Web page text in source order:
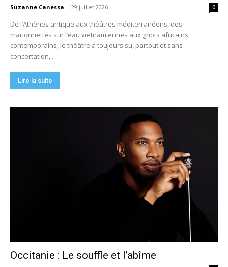
Suzanne Canessa - 29 juillet 2026 0
De l’Athènes antique aux théâtres méditerranéens, des
marionnettes sur l’eau vietnamiennes aux griots africains
contemporains, le théâtre a toujours su, partout et sans
concertation,...
Lire la suite
Occitanie : Le souffle et l’abîme